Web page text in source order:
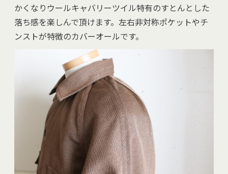
かくなりウールキャバリーツイル特有のすとんとした
落ち感を楽しんで頂けます。左右非対称ポケットやチ
ンストが特徴のカバーオールです。